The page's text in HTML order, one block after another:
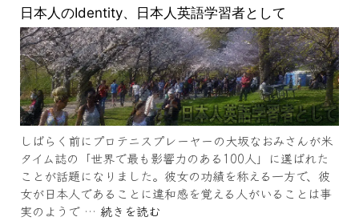
日本人のIdentity、日本人英語学習者として
しばらく前にプロテニスプレーヤーの大坂なおみさんが米
タイム誌の「世界で最も影響力のある100人」に選ばれた
ことが話題になりました。彼女の功績を称える一方で、彼
女が日本人であることに違和感を覚える人がいることは事
実のようで … 続きを読む